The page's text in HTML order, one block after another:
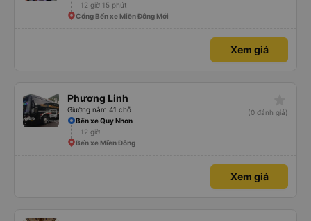
12 giờ 15 phút
Cổng Bến xe Miền Đông Mới
Xem giá
Phương Linh
Giường nằm 41 chỗ
(0 đánh giá)
Bến xe Quy Nhơn
12 giờ
Bến xe Miền Đông
Xem giá